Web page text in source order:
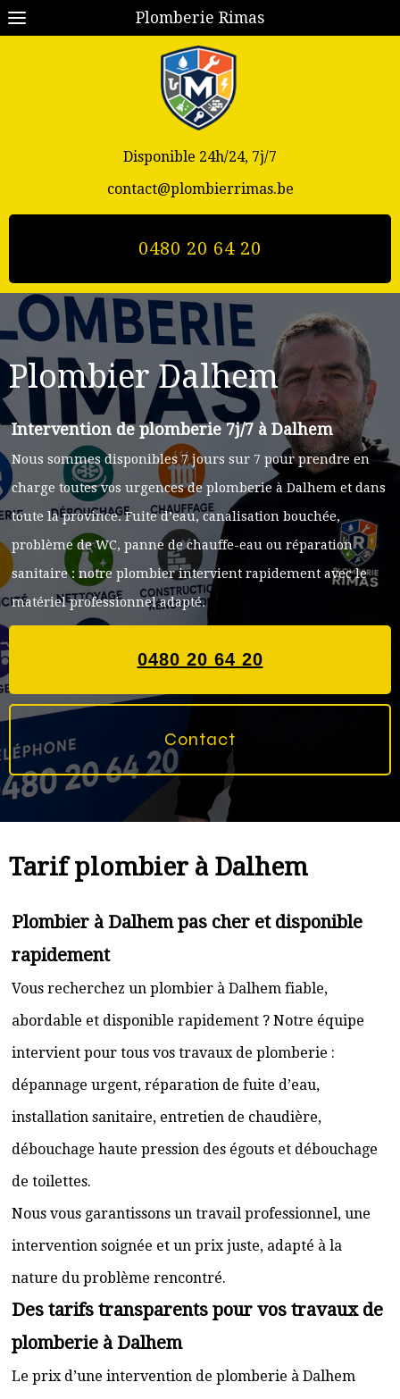
Plomberie Rimas
Disponible 24h/24, 7j/7
contact@plombierrimas.be
0480 20 64 20
Plombier Dalhem
Intervention de plomberie 7j/7 à Dalhem
Nous sommes disponibles 7 jours sur 7 pour prendre en
charge toutes vos urgences de plomberie à Dalhem et dans
toute la province. Fuite d’eau, canalisation bouchée,
problème de WC, panne de chauffe-eau ou réparation
sanitaire : notre plombier intervient rapidement avec le
matériel professionnel adapté.
0480 20 64 20
Contact
Tarif plombier à Dalhem
Plombier à Dalhem pas cher et disponible
rapidement
Vous recherchez un plombier à Dalhem fiable,
abordable et disponible rapidement ? Notre équipe
intervient pour tous vos travaux de plomberie :
dépannage urgent, réparation de fuite d’eau,
installation sanitaire, entretien de chaudière,
débouchage haute pression des égouts et débouchage
de toilettes.
Nous vous garantissons un travail professionnel, une
intervention soignée et un prix juste, adapté à la
nature du problème rencontré.
Des tarifs transparents pour vos travaux de
plomberie à Dalhem
Le prix d’une intervention de plomberie à Dalhem